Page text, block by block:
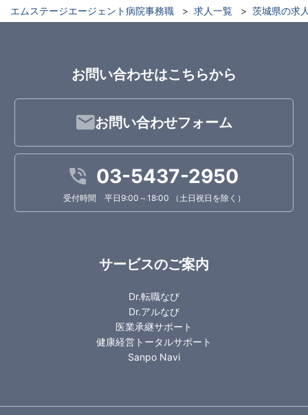
エムステージエージェント病院事務職 求人一覧 茨城県の求
お問い合わせはこちらから
お問い合わせフォーム
03-5437-2950
受付時間 平日9:00～18:00 （土日祝日を除く）
サービスのご案内
Dr.転職なび
Dr.アルなび
医業承継サポート
健康経営トータルサポート
Sanpo Navi